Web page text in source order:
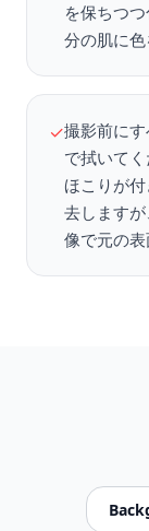
を保ちつ
分の肌に色
✓撮影前に
で拭いて
ほこりが
去します
像で元の表